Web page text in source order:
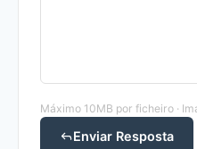
Máximo 10MB por ficheiro ·
Enviar Resposta